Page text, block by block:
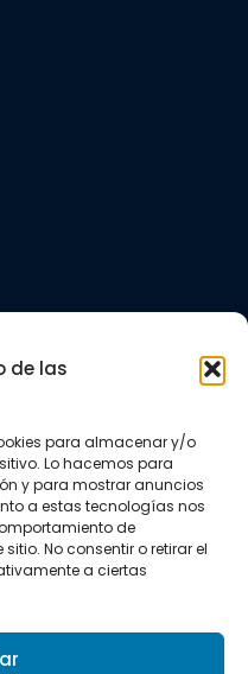
de las
para almacenar y/o
Lo hacemos para
y para mostrar anuncios
a estas tecnologías nos
de
No consentir o retirar el
a ciertas
de privacidad